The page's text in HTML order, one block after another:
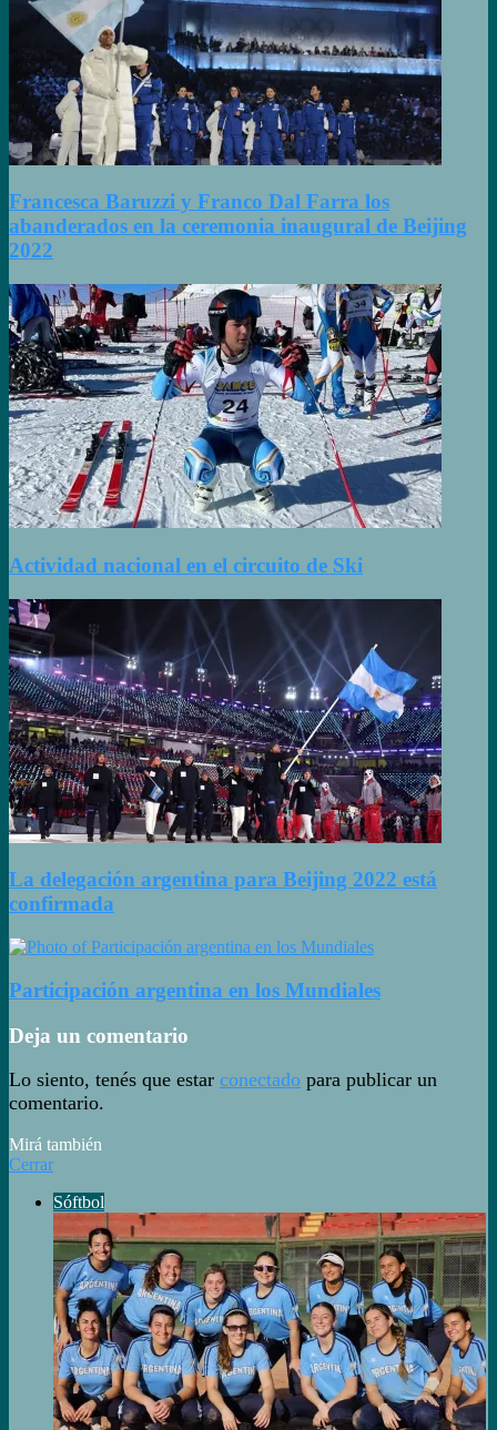
Francesca Baruzzi y Franco Dal Farra los
abanderados en la ceremonia inaugural de Beijing
2022
Actividad nacional en el circuito de Ski
La delegación argentina para Beijing 2022 está
confirmada
Participación argentina en los Mundiales
Deja un comentario
Lo siento, tenés que estar conectado para publicar un
comentario.
Mirá también
Cerrar
Sóftbol